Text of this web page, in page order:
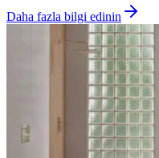
Daha fazla bilgi edinin